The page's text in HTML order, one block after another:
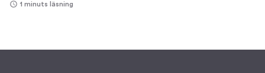
1 minuts läsning